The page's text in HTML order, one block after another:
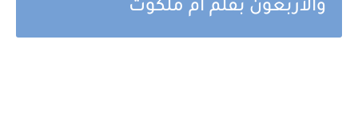
والاربعون بقلم ام ملكوت